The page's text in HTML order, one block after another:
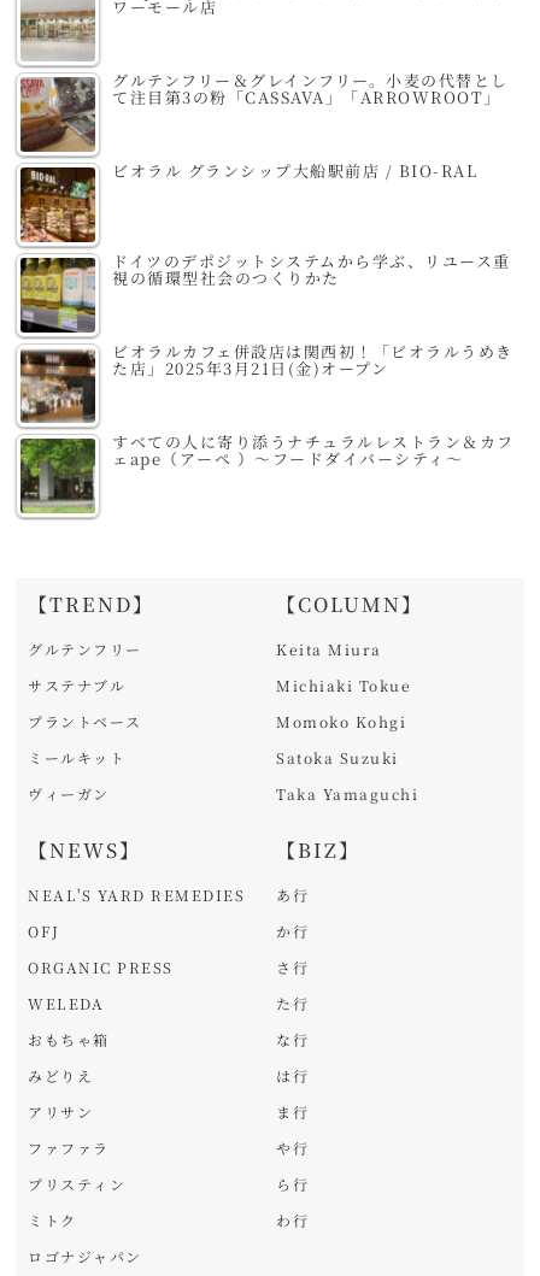
ワーモール店
グルテンフリー＆グレインフリー。小麦の代替とし
て注目第3の粉「CASSAVA」「ARROWROOT」
ビオラル グランシップ大船駅前店 / BIO-RAL
ドイツのデポジットシステムから学ぶ、リユース重
視の循環型社会のつくりかた
ビオラルカフェ併設店は関西初！「ビオラルうめき
た店」2025年3月21日(金)オープン
すべての人に寄り添うナチュラルレストラン＆カフ
ェape（アーペ ）～フードダイバーシティ～
【TREND】
グルテンフリー
サステナブル
プラントベース
ミールキット
ヴィーガン
【NEWS】
NEAL'S YARD REMEDIES
OFJ
ORGANIC PRESS
WELEDA
おもちゃ箱
みどりえ
アリサン
ファファラ
プリスティン
ミトク
ロゴナジャパン
【COLUMN】
Keita Miura
Michiaki Tokue
Momoko Kohgi
Satoka Suzuki
Taka Yamaguchi
【BIZ】
あ行
か行
さ行
た行
な行
は行
ま行
や行
ら行
わ行